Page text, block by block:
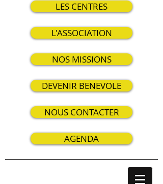
LES CENTRES
L'ASSOCIATION
NOS MISSIONS
DEVENIR BENEVOLE
NOUS CONTACTER
AGENDA